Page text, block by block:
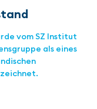
vom SZ Institut
als eines